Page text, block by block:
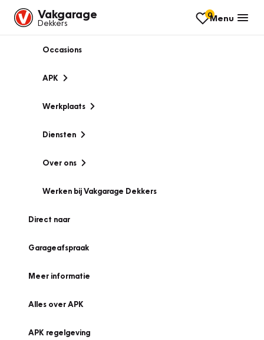
Vakgarage
Dekkers
0Menu
Occasions
APK
Werkplaats
Diensten
Over ons
Werken bij Vakgarage Dekkers
Direct naar
Garageafspraak
Meer informatie
Alles over APK
APK regelgeving